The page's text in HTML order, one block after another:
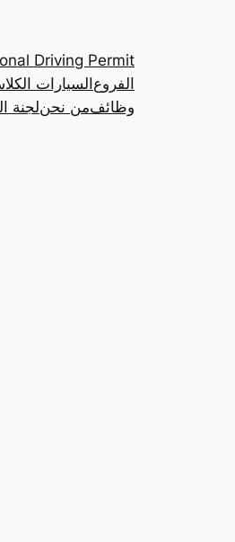
Driving Permit
السيارات الفروع
لجنةمن نحنوظائف